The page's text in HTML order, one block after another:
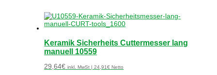
Keramik Sicherheits Cuttermesser lang
manuell 10559
29,64€ inkl. MwSt |24,91€ Netto